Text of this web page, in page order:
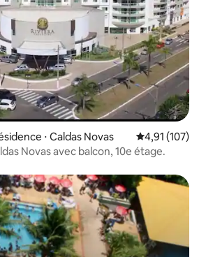
⋅ Caldas Novas Évaluation
4,91 (107)
Novas avec balcon, 10e étage.